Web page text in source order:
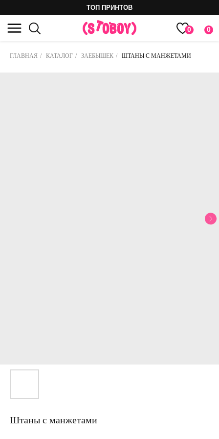
0
0
ТОП ПРИНТОВ
ГЛАВНАЯ / КАТАЛОГ / ЗАЕБЫШЕК / ШТАНЫ С МАНЖЕТАМИ
Штаны с манжетами